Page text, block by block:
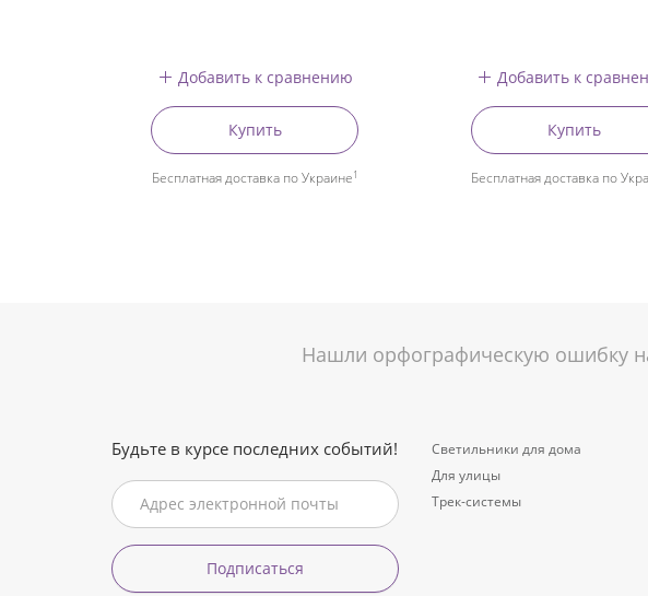
Добавить к сравнению
Купить
Бесплатная доставка по Украине1
Добавить к
Купить
Бесплатная доставка по
Нашли орфографическую ошибку
Будьте в курсе последних событий!
Подписаться
Светильники для дома
Для улицы
Трек-системы